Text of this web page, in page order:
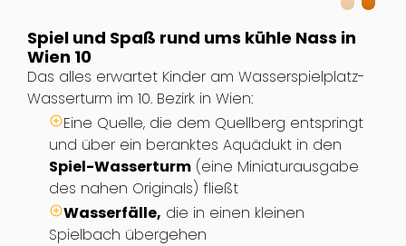
Spiel und Spaß rund ums kühle Nass in
Wien 10
Das alles erwartet Kinder am Wasserspielplatz-
Wasserturm im 10. Bezirk in Wien:
Eine Quelle, die dem Quellberg entspringt
und über ein beranktes Aquädukt in den
Spiel-Wasserturm(eine Miniaturausgabe
des nahen Originals) fließt
Wasserfälle, die in einen kleinen
Spielbach übergehen